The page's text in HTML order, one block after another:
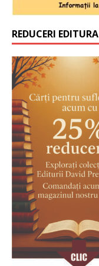
REDUCERI EDITURA